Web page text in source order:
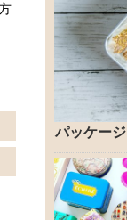
パッケージ